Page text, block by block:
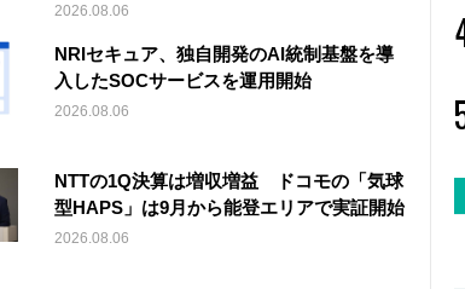
2026.08.06
NRIセキュア、独自開発のAI統制基盤を導
入したSOCサービスを運用開始
2026.08.06
NTTの1Q決算は増収増益 ドコモの「気球
型HAPS」は9月から能登エリアで実証開始
2026.08.06